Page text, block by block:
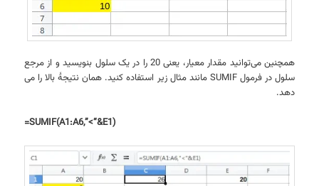
همچنین می‌توانید مقدار معیار، یعنی 20 را در یک سلول بنویسید و از مرجع
سلول در فرمول SUMIF مانند مثال زیر استفاده کنید. همان نتیجهٔ بالا را می
دهد.
=SUMIF(A1:A6,”<“&E1)